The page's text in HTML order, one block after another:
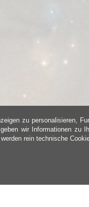
zu personalisieren,
wir Informationen zu
rein technische